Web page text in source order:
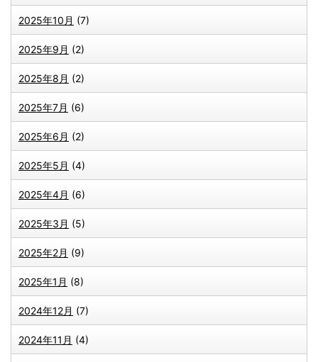
2025年10月 (7)
2025年9月 (2)
2025年8月 (2)
2025年7月 (6)
2025年6月 (2)
2025年5月 (4)
2025年4月 (6)
2025年3月 (5)
2025年2月 (9)
2025年1月 (8)
2024年12月 (7)
2024年11月 (4)